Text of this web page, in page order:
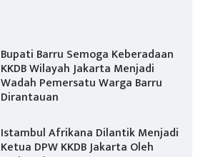
Bupati Barru Semoga Keberadaan
KKDB Wilayah Jakarta Menjadi
Wadah Pemersatu Warga Barru
Dirantauan
Istambul Afrikana Dilantik Menjadi
Ketua DPW KKDB Jakarta Oleh